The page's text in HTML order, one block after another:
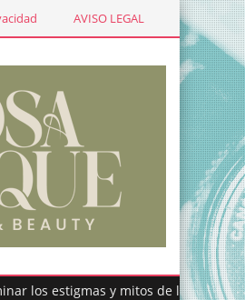
AVISO LEGAL
estigmas y mitos de la menstruación